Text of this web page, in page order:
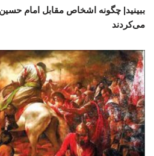
ببینید| چگونه اشخاص مقابل امام
می‌کردند